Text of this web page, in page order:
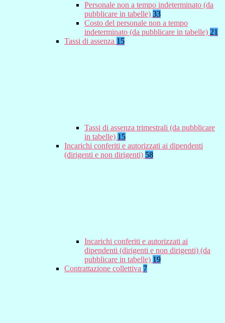
Personale non a tempo indeterminato (da
pubblicare in tabelle) 33
Costo del personale non a tempo
indeterminato (da pubblicare in tabelle) 21
Tassi di assenza 15
Tassi di assenza trimestrali (da pubblicare
in tabelle) 15
Incarichi conferiti e autorizzati ai dipendenti
(dirigenti e non dirigenti) 58
Incarichi conferiti e autorizzati ai
dipendenti (dirigenti e non dirigenti) (da
pubblicare in tabelle) 19
Contrattazione collettiva 7